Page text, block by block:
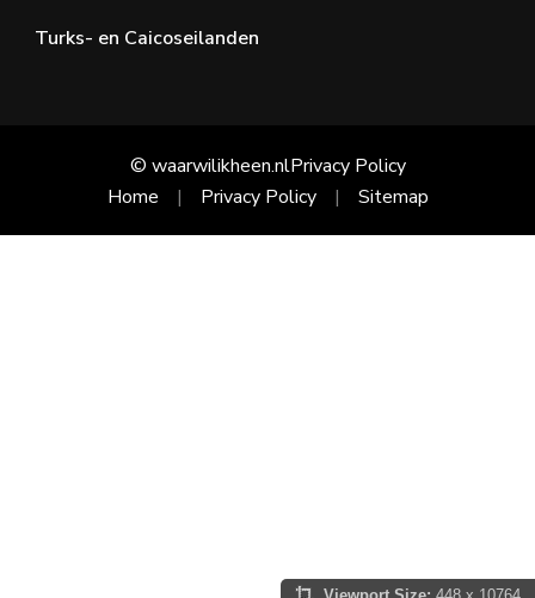
Turks- en Caicoseilanden
© waarwilikheen.nlPrivacy Policy
Home
Privacy Policy Sitemap